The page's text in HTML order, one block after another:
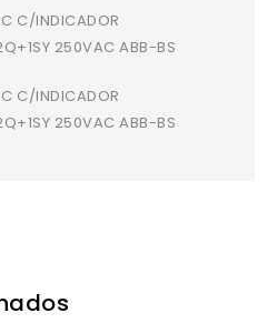
C/INDICADOR
250VAC ABB-BS
C/INDICADOR
250VAC ABB-BS